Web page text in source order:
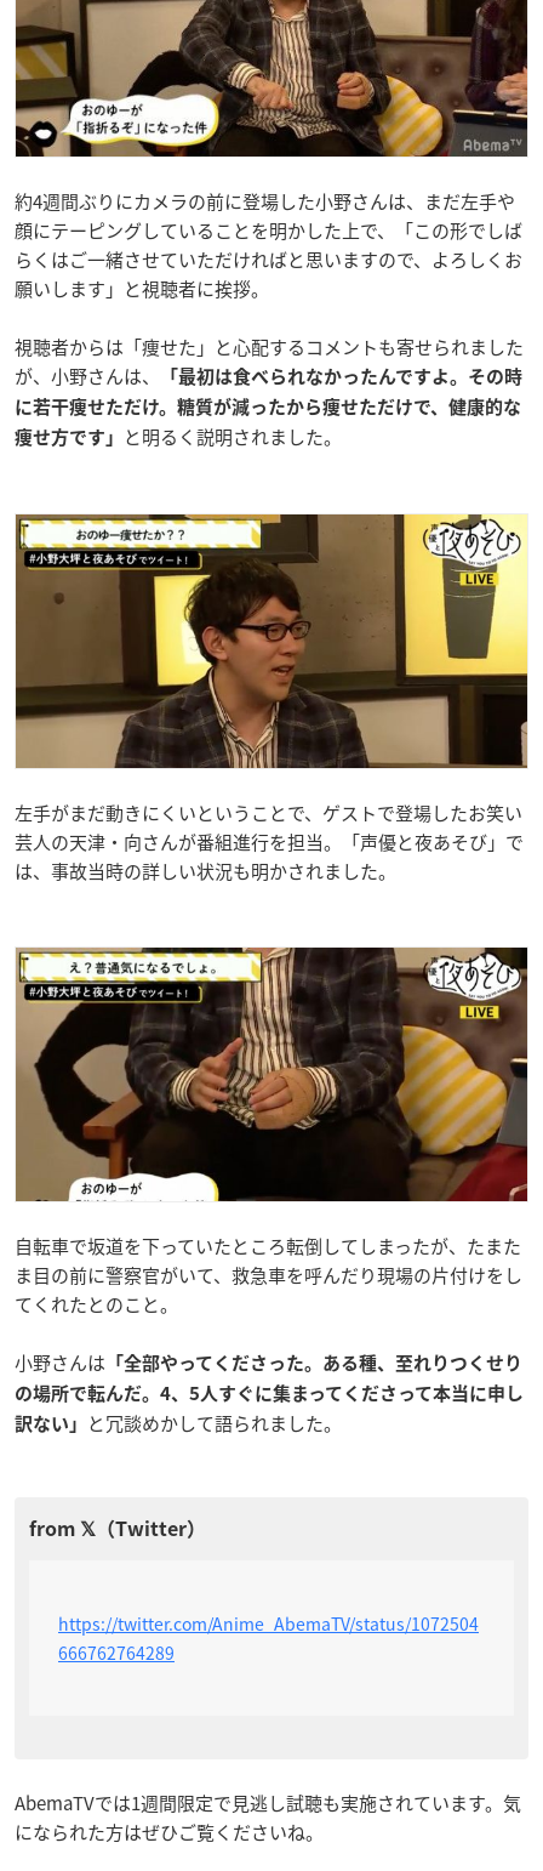
約4週間ぶりにカメラの前に登場した小野さんは、まだ左手や
顔にテーピングしていることを明かした上で、「この形でしば
らくはご一緒させていただければと思いますので、よろしくお
願いします」と視聴者に挨拶。
視聴者からは「痩せた」と心配するコメントも寄せられました
が、小野さんは、
「最初は食べられなかったんですよ。その時
に若干痩せただけ。糖質が減ったから痩せただけで、健康的な
痩せ方です」
と明るく説明されました。
左手がまだ動きにくいということで、ゲストで登場したお笑い
芸人の天津・向さんが番組進行を担当。「声優と夜あそび」で
は、事故当時の詳しい状況も明かされました。
自転車で坂道を下っていたところ転倒してしまったが、たまた
ま目の前に警察官がいて、救急車を呼んだり現場の片付けをし
てくれたとのこと。
小野さんは 「全部やってくださった。ある種、至れりつくせり
の場所で転んだ。4、5人すぐに集まってくださって本当に申し
訳ない」
と冗談めかして語られました。
https://twitter.com/Anime_AbemaTV/status/1072504
666762764289
AbemaTVでは1週間限定で見逃し試聴も実施されています。気
になられた方はぜひご覧くださいね。